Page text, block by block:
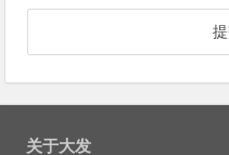
关于大发